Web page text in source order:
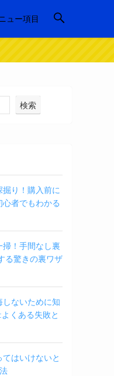
ュー項目
検索
り！購入前に
者でもわかる
！手間なし裏
る驚きの裏ワザ
しないために知
くある失敗と
はいけないと